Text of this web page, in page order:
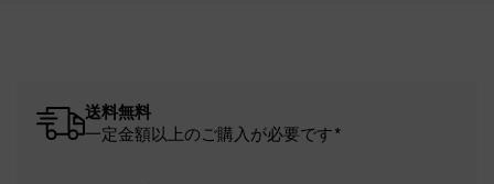
送料無料
一定金額以上のご購入が必要です*